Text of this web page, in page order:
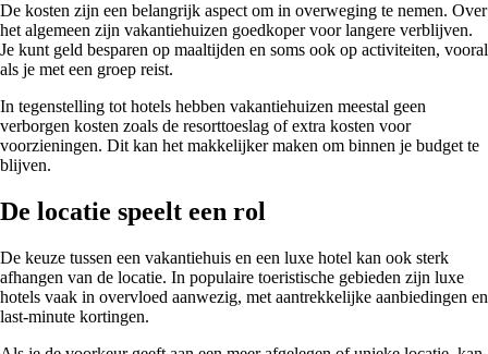
De kosten zijn een belangrijk aspect om in overweging te nemen. Over
het algemeen zijn vakantiehuizen goedkoper voor langere verblijven.
Je kunt geld besparen op maaltijden en soms ook op activiteiten, vooral
als je met een groep reist.
In tegenstelling tot hotels hebben vakantiehuizen meestal geen
verborgen kosten zoals de resorttoeslag of extra kosten voor
voorzieningen. Dit kan het makkelijker maken om binnen je budget te
blijven.
De locatie speelt een rol
De keuze tussen een vakantiehuis en een luxe hotel kan ook sterk
afhangen van de locatie. In populaire toeristische gebieden zijn luxe
hotels vaak in overvloed aanwezig, met aantrekkelijke aanbiedingen en
last-minute kortingen.